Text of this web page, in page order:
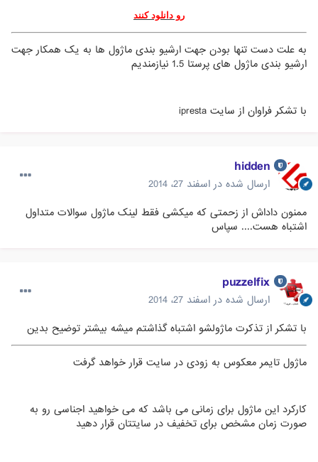
رو دانلود کنند
به علت دست تنها بودن جهت ارشیو بندی ماژول ها به یک همکار جهت
ارشیو بندی ماژول های پرستا 1.5 نیازمندیم
با تشکر فراوان از سایت ipresta
hidden
ارسال شده در اسفند 27، 2014
ممنون داداش از زحمتی که میکشی فقط لینک ماژول سوالات متداول
اشتباه هست.... سپاس
puzzelfix
ارسال شده در اسفند 27، 2014
با تشکر از تذکرت ماژولشو اشتباه گذاشتم میشه بیشتر توضیح بدین
ماژول تایمر معکوس به زودی در سایت قرار خواهد گرفت
کارکرد این ماژول برای زمانی می باشد که می خواهید اجناسی رو به
صورت زمان مشخص برای تخفیف در سایتتان قرار دهید